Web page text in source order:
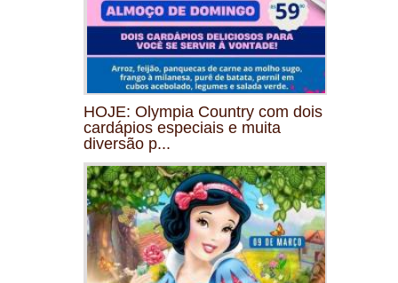
HOJE: Olympia Country com dois
cardápios especiais e muita
diversão p...